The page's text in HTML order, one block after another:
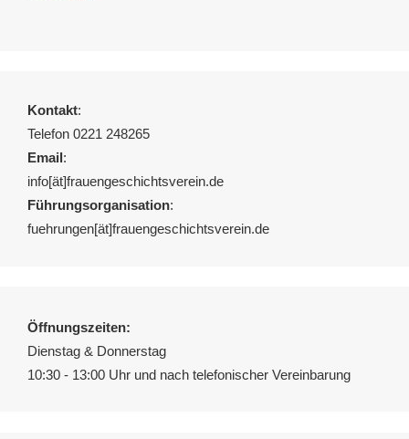
Kontakt:
Telefon 0221 248265
Email:
info[ät]frauengeschichtsverein.de
Führungsorganisation:
fuehrungen[ät]frauengeschichtsverein.de
Öffnungszeiten:
Dienstag & Donnerstag
10:30 - 13:00 Uhr und nach telefonischer Vereinbarung